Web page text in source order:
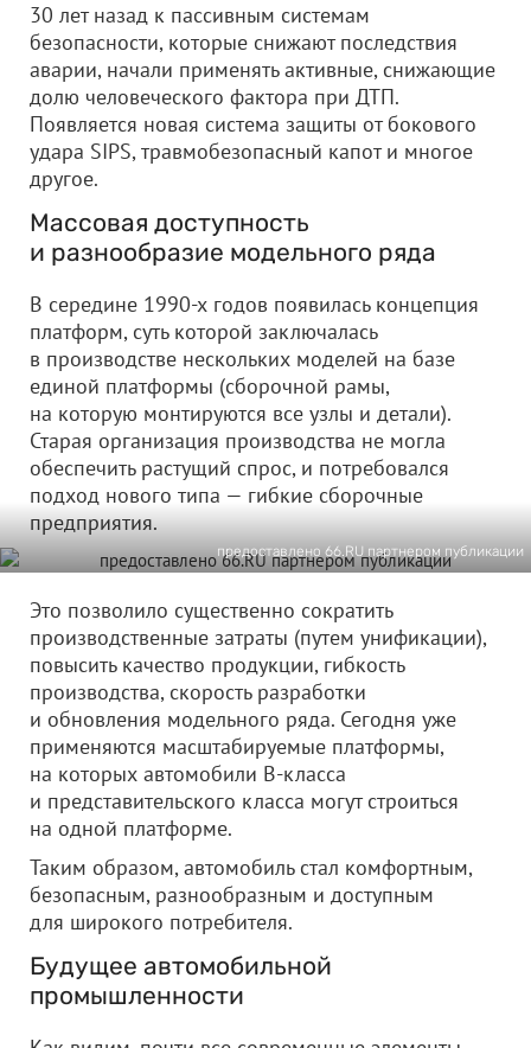
30 лет назад к пассивным системам
безопасности, которые снижают последствия
аварии, начали применять активные, снижающие
долю человеческого фактора при ДТП.
Появляется новая система защиты от бокового
удара SIPS, травмобезопасный капот и многое
другое.
Массовая доступность
и разнообразие модельного ряда
В середине 1990-х годов появилась концепция
платформ, суть которой заключалась
в производстве нескольких моделей на базе
единой платформы (сборочной рамы,
на которую монтируются все узлы и детали).
Старая организация производства не могла
обеспечить растущий спрос, и потребовался
подход нового типа — гибкие сборочные
предприятия.
предоставлено 66.RU партнером публикации
Это позволило существенно сократить
производственные затраты (путем унификации),
повысить качество продукции, гибкость
производства, скорость разработки
и обновления модельного ряда. Сегодня уже
применяются масштабируемые платформы,
на которых автомобили В-класса
и представительского класса могут строиться
на одной платформе.
Таким образом, автомобиль стал комфортным,
безопасным, разнообразным и доступным
для широкого потребителя.
Будущее автомобильной
промышленности